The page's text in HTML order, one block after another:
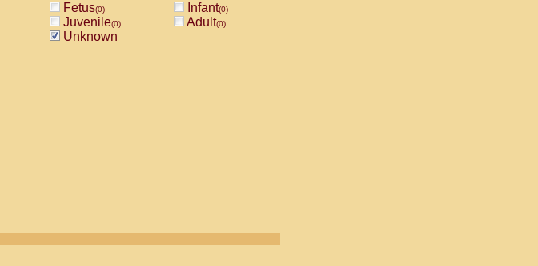
Fetus(0) Infant(0)
Juvenile(0) Adult(0)
Unknown